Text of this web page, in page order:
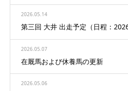
2026.05.14
第三回 大井 出走予定（日程：
2026.05.07
在厩馬および休養馬の更新
2026.05.06